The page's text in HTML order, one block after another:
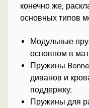
конечно же,
основных типов
Модульные
основном в
Пружины
диванов и
поддержку;
Пружины для